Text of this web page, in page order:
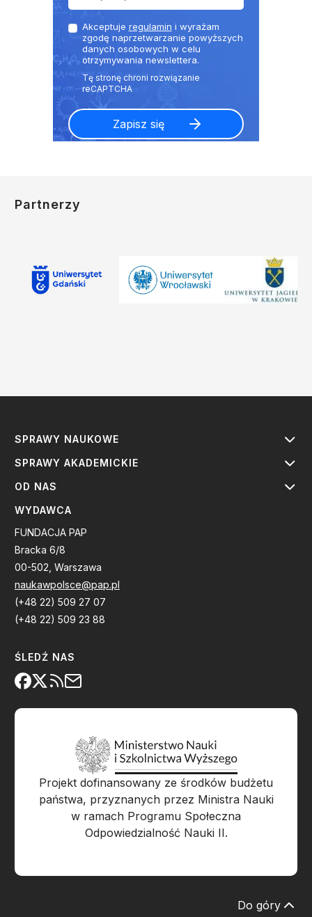
Akceptuje regulamin i wyrażam
zgodę naprzetwarzanie powyższych
danych osobowych w celu
otrzymywania newslettera.
Partnerzy
SPRAWY NAUKOWE
SPRAWY AKADEMICKIE
OD NAS
WYDAWCA
FUNDACJA PAP
Bracka 6/8
00-502, Warszawa
naukawpolsce@pap.pl
(+48 22) 509 27 07
(+48 22) 509 23 88
ŚLEDŹ NAS
Projekt dofinansowany ze środków budżetu
państwa, przyznanych przez Ministra Nauki
w ramach Programu Społeczna
Odpowiedzialność Nauki II.
Do góry